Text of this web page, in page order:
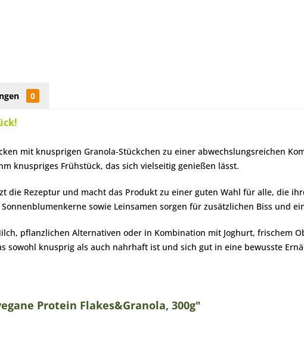
0
mit knusprigen Granola-Stückchen zu einer abwechslungsreichen
knuspriges Frühstück, das sich vielseitig genießen lässt.
die Rezeptur und macht das Produkt zu einer guten Wahl für alle, die
sowie Leinsamen sorgen für zusätzlichen Biss und
pflanzlichen Alternativen oder in Kombination mit Joghurt, frischem
sowohl knusprig als auch nahrhaft ist und sich gut in eine bewusste
Protein Flakes&Granola, 300g"